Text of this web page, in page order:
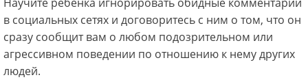
в социальных сетях и договоритесь с ним о том, что он
сразу сообщит вам о любом подозрительном или
агрессивном поведении по отношению к нему других
людей.